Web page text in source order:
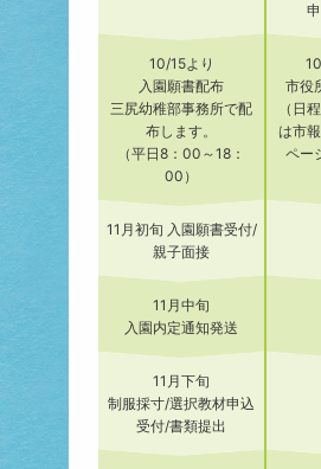
10/15より
入園願書配布
三尻幼稚部事務所で配
布します。
（平日8：00～18：
00）
市役
（日
は市
ペー
11月初旬 入園願書受付/
親子面接
11月中旬
入園内定通知発送
11月下旬
制服採寸/選択教材申込
受付/書類提出